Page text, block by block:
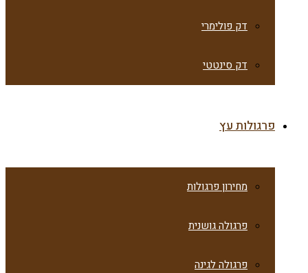
דק פולימרי
דק סינטטי
פרגולות עץ
מחירון פרגולות
פרגולה גושנית
פרגולה לגינה